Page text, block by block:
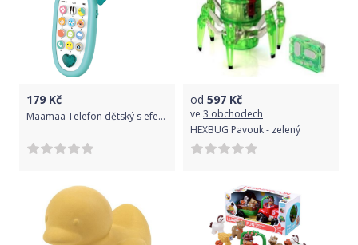
179 Kč
Maamaa Telefon dětský s efekty slon 13,5 cm
od 597 Kč
ve 3 obchodech
HEXBUG Pavouk - zelený